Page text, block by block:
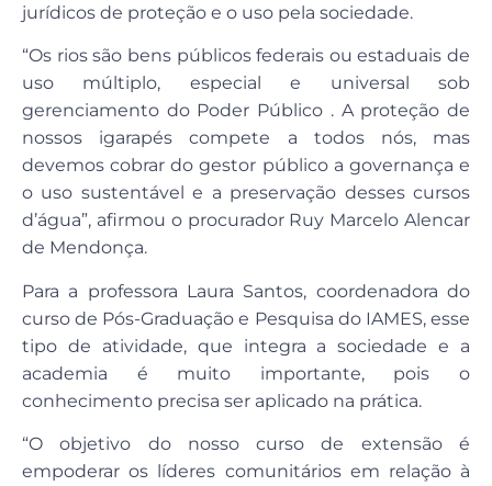
jurídicos de proteção e o uso pela sociedade.
“Os rios são bens públicos federais ou estaduais de
uso múltiplo, especial e universal sob
gerenciamento do Poder Público . A proteção de
nossos igarapés compete a todos nós, mas
devemos cobrar do gestor público a governança e
o uso sustentável e a preservação desses cursos
d’água”, afirmou o procurador Ruy Marcelo Alencar
de Mendonça.
Para a professora Laura Santos, coordenadora do
curso de Pós-Graduação e Pesquisa do IAMES, esse
tipo de atividade, que integra a sociedade e a
academia é muito importante, pois o
conhecimento precisa ser aplicado na prática.
“O objetivo do nosso curso de extensão é
empoderar os líderes comunitários em relação à